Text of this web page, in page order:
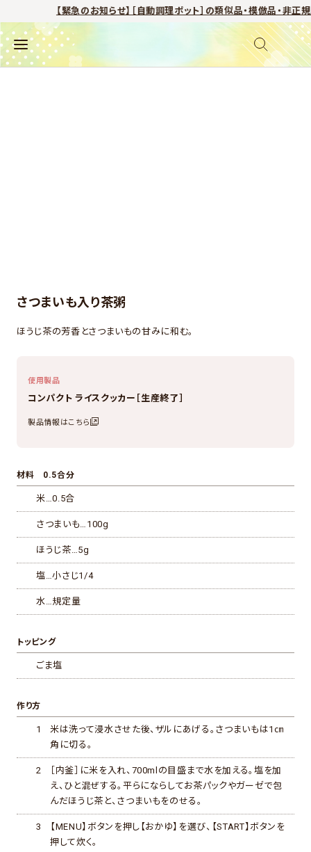
【緊急のお知らせ】［自動調理ポット］の類似品・模倣品・非正規
さつまいも入り茶粥
ほうじ茶の芳香とさつまいもの甘みに和む。
使用製品
コンパクト ライスクッカー［生産終了］
製品情報はこちら
材料 0.5合分
米…0.5合
さつまいも…100g
ほうじ茶…5g
塩…小さじ1/4
水…規定量
トッピング
ごま塩
作り方
1
米は洗って浸水させた後、ザルにあげる。さつまいもは1㎝
角に切る。
2
［内釜］に米を入れ、700mlの目盛まで水を加える。塩を加
え、ひと混ぜする。平らにならしてお茶パックやガーゼで包
んだほうじ茶と、さつまいもをのせる。
3
【MENU】ボタンを押し【おかゆ】を選び、【START】ボタンを
押して炊く。